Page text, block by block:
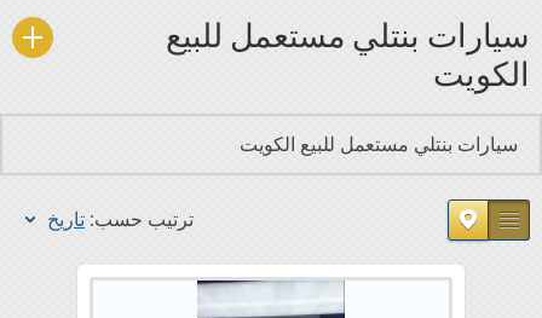
سيارات بنتلي مستعمل للبيع
الكويت
سيارات بنتلي مستعمل للبيع الكويت
ترتيب حسب: تاريخ